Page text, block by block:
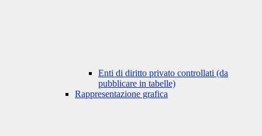
Enti di diritto privato controllati (da
pubblicare in tabelle)
Rappresentazione grafica